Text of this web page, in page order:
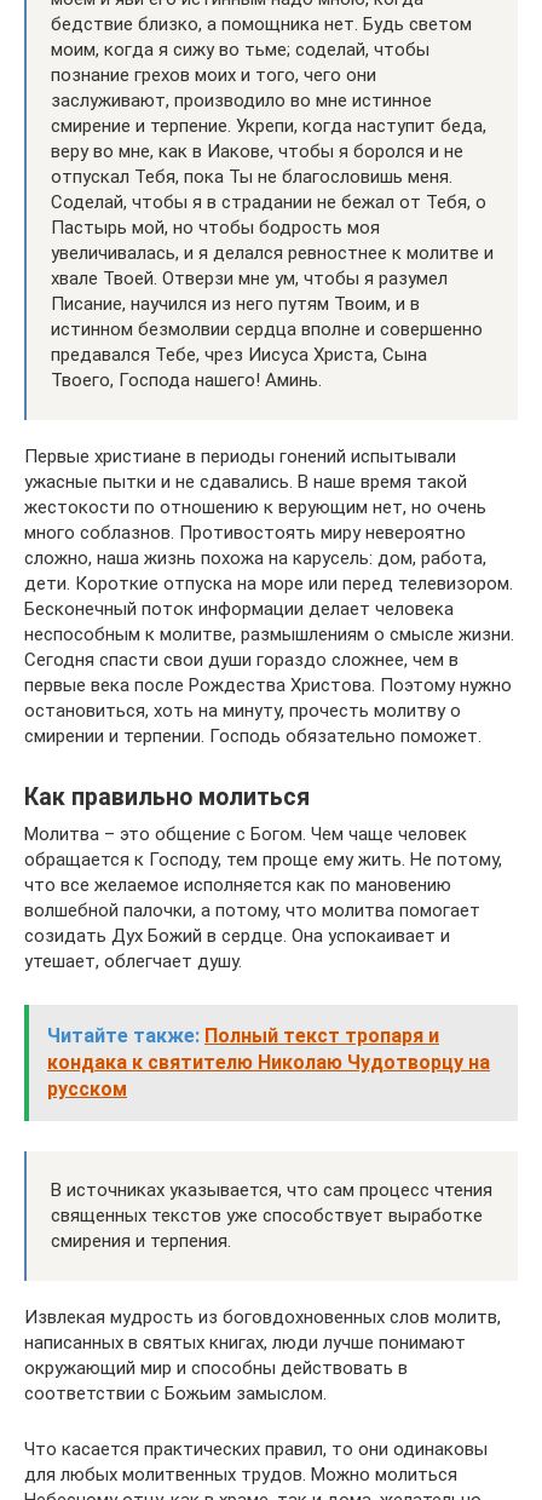
бедствие близко, а помощника нет. Будь светом
моим, когда я сижу во тьме; соделай, чтобы
познание грехов моих и того, чего они
заслуживают, производило во мне истинное
смирение и терпение. Укрепи, когда наступит беда,
веру во мне, как в Иакове, чтобы я боролся и не
отпускал Тебя, пока Ты не благословишь меня.
Соделай, чтобы я в страдании не бежал от Тебя, о
Пастырь мой, но чтобы бодрость моя
увеличивалась, и я делался ревностнее к молитве и
хвале Твоей. Отверзи мне ум, чтобы я разумел
Писание, научился из него путям Твоим, и в
истинном безмолвии сердца вполне и совершенно
предавался Тебе, чрез Иисуса Христа, Сына
Твоего, Господа нашего! Аминь.
Первые христиане в периоды гонений испытывали
ужасные пытки и не сдавались. В наше время такой
жестокости по отношению к верующим нет, но очень
много соблазнов. Противостоять миру невероятно
сложно, наша жизнь похожа на карусель: дом, работа,
дети. Короткие отпуска на море или перед телевизором.
Бесконечный поток информации делает человека
неспособным к молитве, размышлениям о смысле жизни.
Сегодня спасти свои души гораздо сложнее, чем в
первые века после Рождества Христова. Поэтому нужно
остановиться, хоть на минуту, прочесть молитву о
смирении и терпении. Господь обязательно поможет.
Как правильно молиться
Молитва – это общение с Богом. Чем чаще человек
обращается к Господу, тем проще ему жить. Не потому,
что все желаемое исполняется как по мановению
волшебной палочки, а потому, что молитва помогает
созидать Дух Божий в сердце. Она успокаивает и
утешает, облегчает душу.
Читайте также: Полный текст тропаря и
кондака к святителю Николаю Чудотворцу на
русском
В источниках указывается, что сам процесс чтения
священных текстов уже способствует выработке
смирения и терпения.
Извлекая мудрость из боговдохновенных слов молитв,
написанных в святых книгах, люди лучше понимают
окружающий мир и способны действовать в
соответствии с Божьим замыслом.
Что касается практических правил, то они одинаковы
для любых молитвенных трудов. Можно молиться